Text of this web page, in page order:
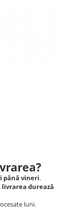
până vineri.
livrarea durează
luni.